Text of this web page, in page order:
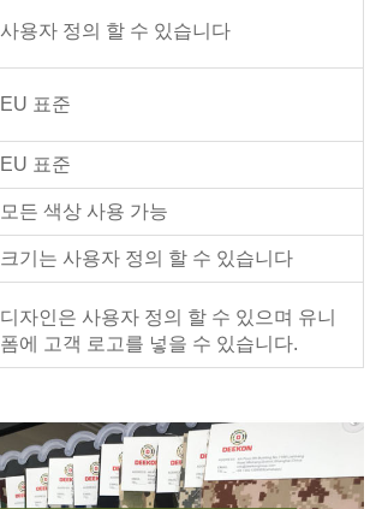
사용자 정의 할 수 있습니다
EU 표준
EU 표준
모든 색상 사용 가능
크기는 사용자 정의 할 수 있습니다
디자인은 사용자 정의 할 수 있으며 유니
폼에 고객 로고를 넣을 수 있습니다.